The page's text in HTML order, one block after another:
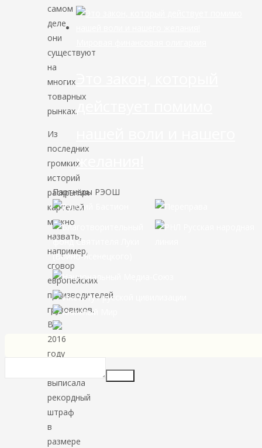
самом
деле
они
существуют
на
многих
товарных
рынках.
Из
последних
громких
историй
раскрытия
картелей
можно
назвать,
например,
сговор
европейских
производителей
грузовиков.
В
2016
году
выписала
рекордный
штраф
в
размере
действует помимо
желания!
Партнёры РЭОШ